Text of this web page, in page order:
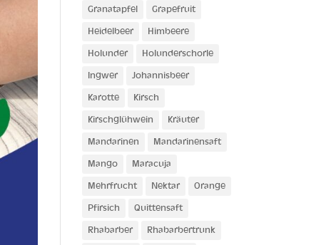
Granatapfel Grapefruit
Heidelbeer Himbeere
Holunder Holunderschorle
Ingwer Johannisbeer
Karotte Kirsch
Kirschglühwein Kräuter
Mandarinen Mandarinensaft
Mango Maracuja
Mehrfrucht Nektar Orange
Pfirsich Quittensaft
Rhabarber Rhabarbertrunk